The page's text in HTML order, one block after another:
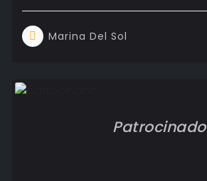
Marina Del Sol
Patrocinado